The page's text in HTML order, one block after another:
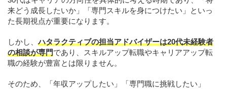
来どう成長したいか」「専門スキルを身につけたい」といっ
た長期視点が重要になります。
しかし、ハタラクティブの担当アドバイザーは20代未経験者
の相談が専門であり、スキルアップ転職やキャリアアップ転
職の経験が豊富とは限りません。
そのため、「年収アップしたい」「専門職に挑戦したい」